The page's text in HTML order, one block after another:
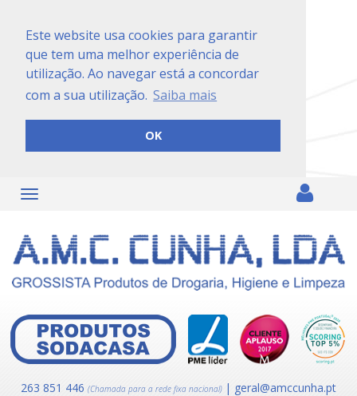
Este website usa cookies para garantir
que tem uma melhor experiência de
utilização. Ao navegar está a concordar
com a sua utilização. Saiba mais
OK
263 851 446 (Chamada para a rede fixa nacional) | geral@amccunha.pt